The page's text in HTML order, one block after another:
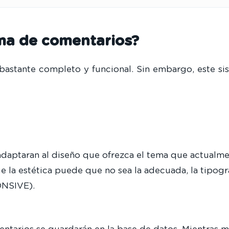
de comentarios?
completo y funcional. Sin embargo, este
al diseño que ofrezca el tema que
la estética puede que no sea la adecuada, la